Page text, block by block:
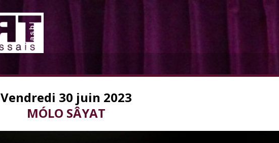
Vendredi 30 juin 2023
MÓLO SÂYAT